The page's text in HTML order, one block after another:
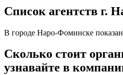
Список агентств г.
В городе Наро-Фоминске
Сколько стоит
узнавайте в